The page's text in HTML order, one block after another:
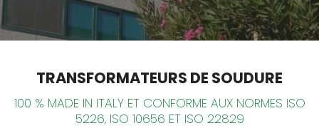
TRANSFORMATEURS DE SOUDURE
100 % MADE IN ITALY ET CONFORME AUX NORMES ISO
5226, ISO 10656 ET ISO 22829